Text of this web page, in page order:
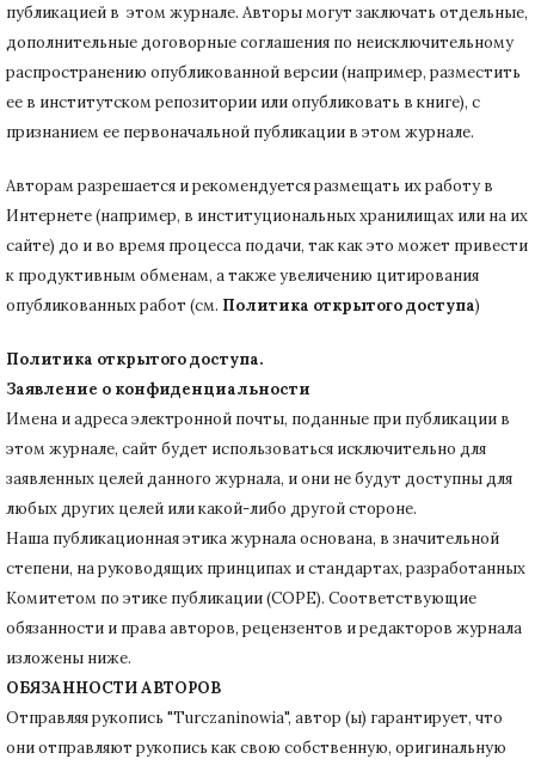
публикацией в этом журнале. Авторы могут заключать отдельные,
дополнительные договорные соглашения по неисключительному
распространению опубликованной версии (например, разместить
ее в институтском репозитории или опубликовать в книге), с
признанием ее первоначальной публикации в этом журнале.
Авторам разрешается и рекомендуется размещать их работу в
Интернете (например, в институциональных хранилищах или на их
сайте) до и во время процесса подачи, так как это может привести
к продуктивным обменам, а также увеличению цитирования
опубликованных работ (см. Политика открытого доступа)
Политика открытого доступа.
Заявление о конфиденциальности
Имена и адреса электронной почты, поданные при публикации в
этом журнале, сайт будет использоваться исключительно для
заявленных целей данного журнала, и они не будут доступны для
любых других целей или какой-либо другой стороне.
Наша публикационная этика журнала основана, в значительной
степени, на руководящих принципах и стандартах, разработанных
Комитетом по этике публикации (COPE). Соответствующие
обязанности и права авторов, рецензентов и редакторов журнала
изложены ниже.
ОБЯЗАННОСТИ АВТОРОВ
Отправляя рукопись "Turczaninowia", автор (ы) гарантирует, что
они отправляют рукопись как свою собственную, оригинальную